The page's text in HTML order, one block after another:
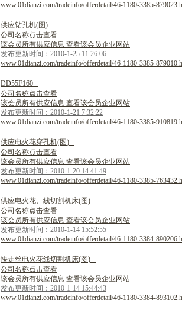
www.01dianzi.com/tradeinfo/offerdetail/46-1180-3385-
供应钻孔机(图)
公司名称点击查看
该会员所有供应信息 查看该会员企业网站
发布更新时间：2010-1-25 11:26:06
www.01dianzi.com/tradeinfo/offerdetail/46-1180-3385-
DD55F160
公司名称点击查看
该会员所有供应信息 查看该会员企业网站
发布更新时间：2010-1-21 7:32:22
www.01dianzi.com/tradeinfo/offerdetail/46-1180-3385-
供应电火花穿孔机(图)
公司名称点击查看
该会员所有供应信息 查看该会员企业网站
发布更新时间：2010-1-20 14:41:49
www.01dianzi.com/tradeinfo/offerdetail/46-1180-3385-
供应电火花、 线切割机床(图)
公司名称点击查看
该会员所有供应信息 查看该会员企业网站
发布更新时间：2010-1-14 15:52:55
www.01dianzi.com/tradeinfo/offerdetail/46-1180-3384-
快走丝电火花线切割机床(图)
公司名称点击查看
该会员所有供应信息 查看该会员企业网站
发布更新时间：2010-1-14 15:44:43
www.01dianzi.com/tradeinfo/offerdetail/46-1180-3384-